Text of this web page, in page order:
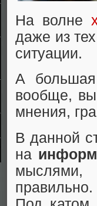
На волне
даже из
ситуации.
А большая
вообще,
мнения,
В данной
на
мыслями,
правильно.